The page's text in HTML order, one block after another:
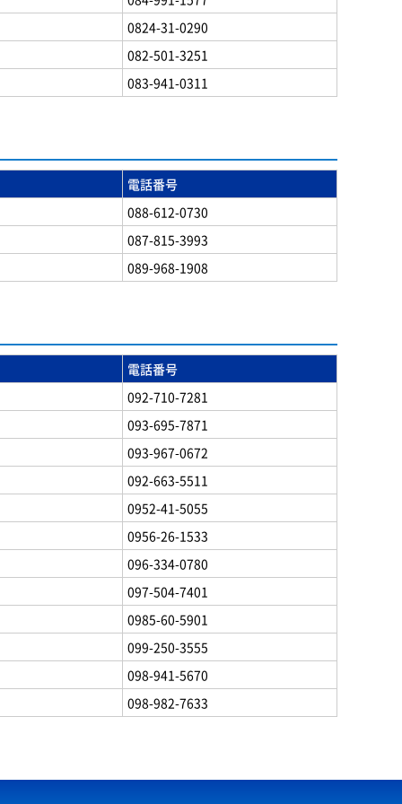
0824-31-0290
082-501-3251
083-941-0311
電話番号
088-612-0730
087-815-3993
089-968-1908
電話番号
092-710-7281
093-695-7871
093-967-0672
092-663-5511
0952-41-5055
0956-26-1533
096-334-0780
097-504-7401
0985-60-5901
099-250-3555
098-941-5670
098-982-7633